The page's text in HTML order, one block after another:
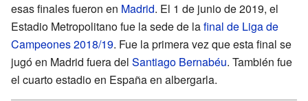
esas finales fueron en Madrid. El 1 de junio de 2019, el
Estadio Metropolitano fue la sede de lafinal de Liga de
Campeones 2018/19. Fue la primera vez que esta final se
jugó en Madrid fuera del Santiago Bernabéu. También fue
el cuarto estadio en España en albergarla.